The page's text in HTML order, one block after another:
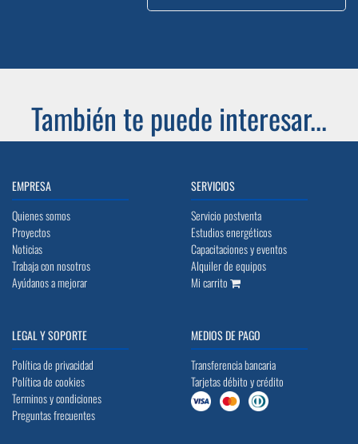
También te puede interesar...
EMPRESA
Quienes somos
Proyectos
Noticias
Trabaja con nosotros
Ayúdanos a mejorar
SERVICIOS
Servicio postventa
Estudios energéticos
Capacitaciones y eventos
Alquiler de equipos
Mi carrito
LEGAL Y SOPORTE
Política de privacidad
Política de cookies
Terminos y condiciones
Preguntas frecuentes
MEDIOS DE PAGO
Transferencia bancaria
Tarjetas débito y crédito